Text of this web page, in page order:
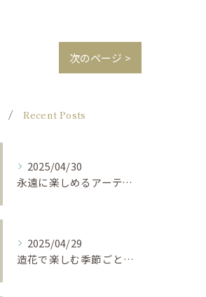
次のページ >
Recent Posts
2025/04/30
永遠に楽しめるアーティフィシャルフラワーの使い方
2025/04/29
造花で楽しむ季節ごとのインテリア